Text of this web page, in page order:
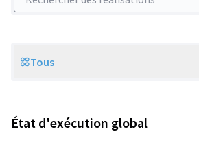
Scope
Tous
État d'exécution global